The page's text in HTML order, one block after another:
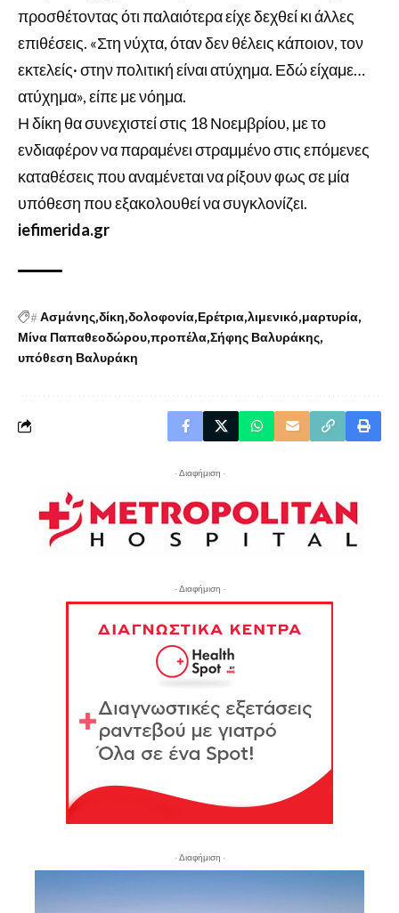
προσθέτοντας ότι παλαιότερα είχε δεχθεί κι άλλες
επιθέσεις. «Στη νύχτα, όταν δεν θέλεις κάποιον, τον
εκτελείς· στην πολιτική είναι ατύχημα. Εδώ είχαμε…
ατύχημα», είπε με νόημα.
Η δίκη θα συνεχιστεί στις 18 Νοεμβρίου, με το
ενδιαφέρον να παραμένει στραμμένο στις επόμενες
καταθέσεις που αναμένεται να ρίξουν φως σε μία
υπόθεση που εξακολουθεί να συγκλονίζει.
iefimerida.gr
#Ασμάνης δίκη δολοφονία Ερέτρια λιμενικό μαρτυρία
Μίνα Παπαθεοδώρου προπέλα Σήφης Βαλυράκης
υπόθεση Βαλυράκη
- Διαφήμιση -
- Διαφήμιση -
- Διαφήμιση -